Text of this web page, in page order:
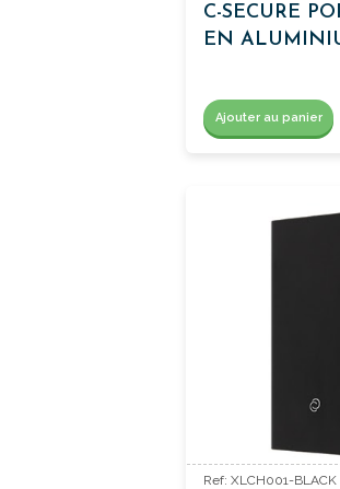
C-SECURE
EN
Ajouter au panier
Ref: XLCH001-BLACK